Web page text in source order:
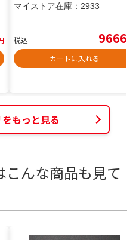
マイストア在庫： 2933
税込 9666
カートに入れる
もっと見る
こんな商品も見て